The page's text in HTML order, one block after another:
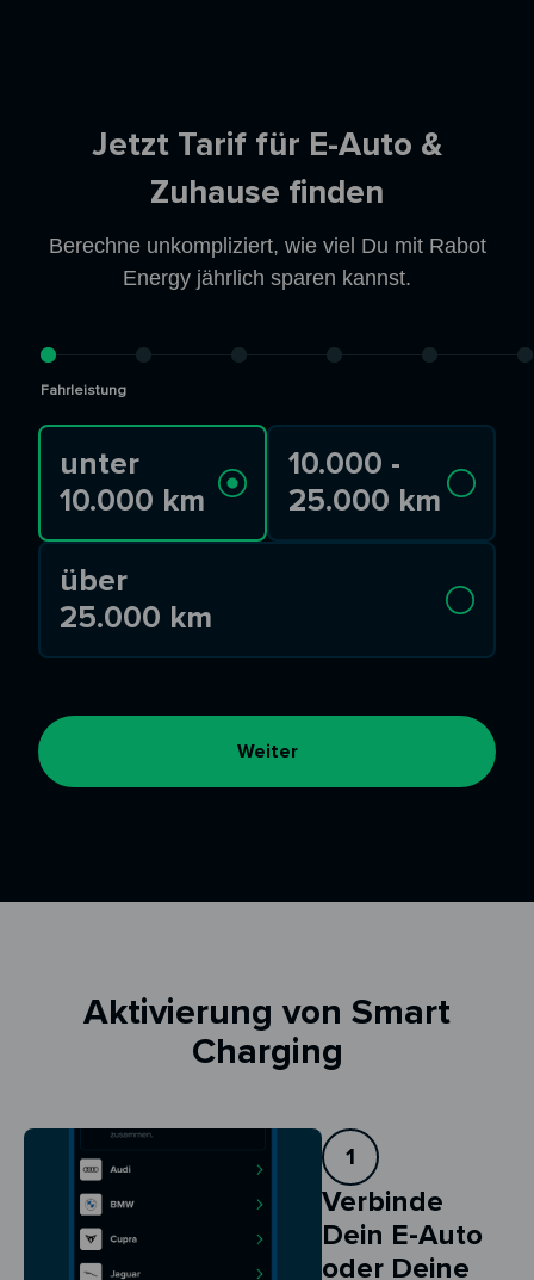
Jetzt Tarif für E-Auto &
Zuhause finden
Berechne unkompliziert, wie viel Du mit Rabot
Energy jährlich sparen kannst.
Fahrleistung
unter
10.000 km
10.000 -
25.000 km
über
25.000 km
Weiter
Aktivierung von Smart
Charging
1
Verbinde
Dein E-Auto
oder Deine